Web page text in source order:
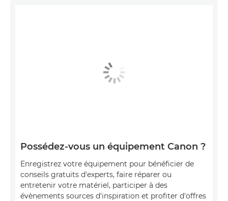
Possédez-vous un équipement Canon ?
Enregistrez votre équipement pour bénéficier de
conseils gratuits d'experts, faire réparer ou
entretenir votre matériel, participer à des
évènements sources d'inspiration et profiter d'offres